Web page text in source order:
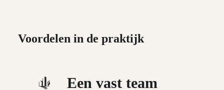
Voordelen in de praktijk
Een vast team